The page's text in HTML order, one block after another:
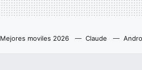
Mejores moviles 2026 Claude